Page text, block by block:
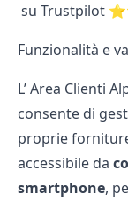
su Trustpilot
Funzionalità e
L’Area Clienti
consente di
proprie
accessibile da
smartphone,